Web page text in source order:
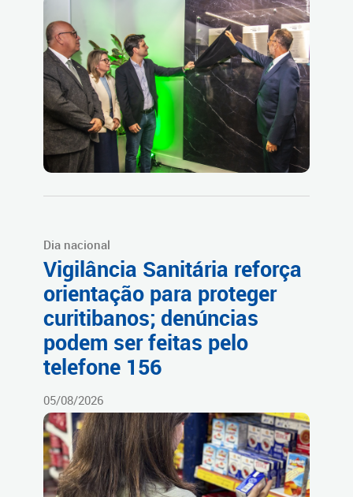
Dia nacional
Vigilância Sanitária reforça
orientação para proteger
curitibanos; denúncias
podem ser feitas pelo
telefone 156
05/08/2026